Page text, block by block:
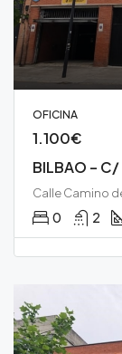
OFICINA
1.100€
BILBAO – C/
Calle Camino
0 2